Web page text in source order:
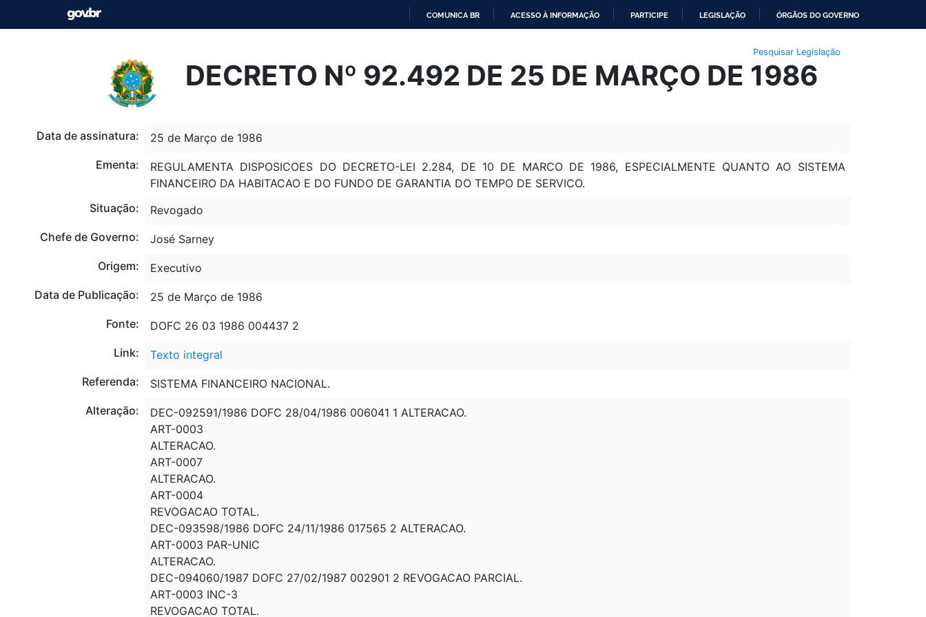
CONTEÚDO
COMUNICA BR ACESSO À INFORMAÇÃO PARTICIPE LEGISLAÇÃO ÓRGÃOS DO GOVERNO
Pesquisar Legislação
DECRETO Nº 92.492 DE 25 DE MARÇO DE 1986
Data de assinatura:
25 de Março de 1986
Ementa:
REGULAMENTA DISPOSICOES DO DECRETO-LEI 2.284, DE 10 DE MARCO DE 1986, ESPECIALMENTE QUANTO AO SISTEMA
FINANCEIRO DA HABITACAO E DO FUNDO DE GARANTIA DO TEMPO DE SERVICO.
Situação:
Revogado
Chefe de Governo:
José Sarney
Origem:
Executivo
Data de Publicação:
25 de Março de 1986
Fonte:
DOFC 26 03 1986 004437 2
Link:
Texto integral
Referenda:
SISTEMA FINANCEIRO NACIONAL.
Alteração:
DEC-092591/1986 DOFC 28/04/1986 006041 1 ALTERACAO.
ART-0003
ALTERACAO.
ART-0007
ALTERACAO.
ART-0004
REVOGACAO TOTAL.
DEC-093598/1986 DOFC 24/11/1986 017565 2 ALTERACAO.
ART-0003 PAR-UNIC
ALTERACAO.
DEC-094060/1987 DOFC 27/02/1987 002901 2 REVOGACAO PARCIAL.
ART-0003 INC-3
REVOGACAO TOTAL.